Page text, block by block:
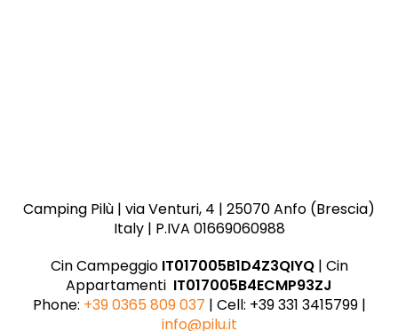
Camping Pilù | via Venturi, 4 | 25070 Anfo (Brescia)
Italy | P.IVA 01669060988
Cin Campeggio IT017005B1D4Z3QIYQ | Cin
Appartamenti IT017005B4ECMP93ZJ
Phone: +39 0365 809 037 | Cell: +39 331 3415799 |
info@pilu.it